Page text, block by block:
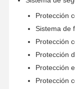
Protección
Sistema de
Protección
Protección
Protección
Protección